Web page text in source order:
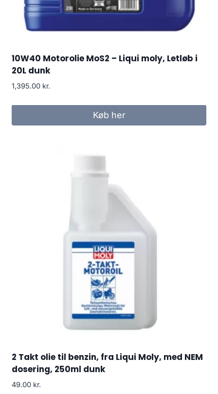
10W40 Motorolie MoS2 – Liqui moly, Letløb i
20L dunk
1,395.00 kr.
Køb her
2 Takt olie til benzin, fra Liqui Moly, med NEM
dosering, 250ml dunk
49.00 kr.